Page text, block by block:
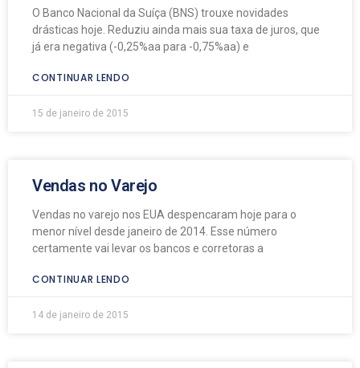
O Banco Nacional da Suíça (BNS) trouxe novidades
drásticas hoje. Reduziu ainda mais sua taxa de juros, que
já era negativa (-0,25%aa para -0,75%aa) e
CONTINUAR LENDO
15 de janeiro de 2015
Vendas no Varejo
Vendas no varejo nos EUA despencaram hoje para o
menor nível desde janeiro de 2014. Esse número
certamente vai levar os bancos e corretoras a
CONTINUAR LENDO
14 de janeiro de 2015